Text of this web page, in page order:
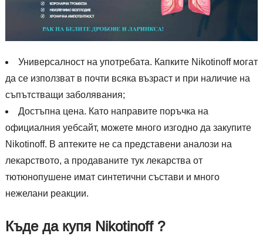
Универсалност на употребата. Капките Nikotinoff могат
да се използват в почти всяка възраст и при наличие на
съпътстващи заболявания;
Достъпна цена. Като направите поръчка на
официалния уебсайт, можете много изгодно да закупите
Nikotinoff. В аптеките не са представени аналози на
лекарството, а продаваните тук лекарства от
тютюнопушене имат синтетични състави и много
нежелани реакции.
Къде да купя Nikotinoff ?